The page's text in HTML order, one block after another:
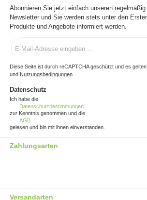
Abonnieren Sie jetzt einfach unseren
Newsletter und Sie werden stets unter den
Produkte und Angebote informiert werden.
Mail-
Diese Seite ist durch reCAPTCHA geschützt und es
und Nutzungsbedingungen
Datenschutz
Ich habe die
Datenschutzbestimmungen
zur Kenntnis genommen und die
AGB
gelesen und bin mit ihnen einverstanden.
Zahlungsarten
Versandarten